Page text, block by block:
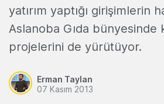
yatırım yaptığı girişimlerin
Aslanoba Gıda bünyesinde
projelerini de yürütüyor.
Erman Taylan
07 Kasım 2013